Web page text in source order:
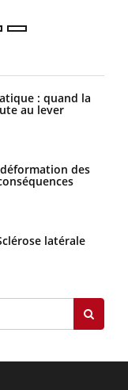
: quand la
au lever
des
latérale